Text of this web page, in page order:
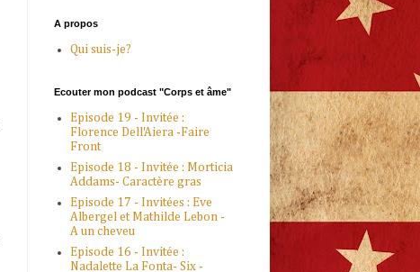
A propos
Qui suis-je?
Ecouter mon podcast "Corps et âme"
Episode 19 - Invitée :
Florence Dell'Aiera -Faire
Front
Episode 18 - Invitée : Morticia
Addams- Caractère gras
Episode 17 - Invitées : Eve
Albergel et Mathilde Lebon -
A un cheveu
Episode 16 - Invitée :
Nadalette La Fonta- Six -